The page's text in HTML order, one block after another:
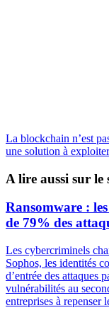
La blockchain n’est
une solution à exploiter
A lire aussi sur le
Ransomware :
de 79% des
Les cybercriminels
Sophos, les identités
d’entrée des attaques
vulnérabilités au
entreprises à repenser